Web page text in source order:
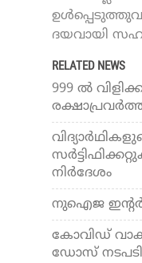
ദയവായി
RELATED NEWS
999 ൽ
നിര്‍ദേശം
നുഐജ
കോവിഡ്
ഡോസ്